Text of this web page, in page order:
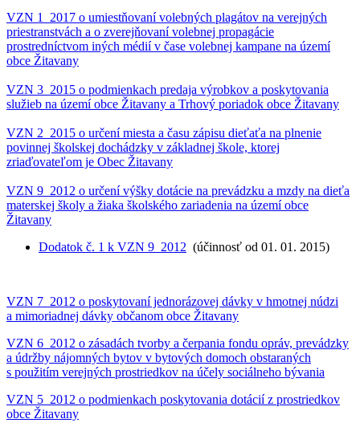
VZN 1_2017 o umiestňovaní volebných plagátov na verejných
priestranstvách a o zverejňovaní volebnej propagácie
prostredníctvom iných médií v čase volebnej kampane na území
obce Žitavany
VZN 3_2015 o podmienkach predaja výrobkov a poskytovania
služieb na území obce Žitavany a Trhový poriadok obce Žitavany
VZN 2_2015 o určení miesta a času zápisu dieťaťa na plnenie
povinnej školskej dochádzky v základnej škole, ktorej
zriaďovateľom je Obec Žitavany
VZN 9_2012 o určení výšky dotácie na prevádzku a mzdy na dieťa
materskej školy a žiaka školského zariadenia na území obce
Žitavany
Dodatok č. 1 k VZN 9_2012 (účinnosť od 01. 01. 2015)
VZN 7_2012 o poskytovaní jednorázovej dávky v hmotnej núdzi
a mimoriadnej dávky občanom obce Žitavany
VZN 6_2012 o zásadách tvorby a čerpania fondu opráv, prevádzky
a údržby nájomných bytov v bytových domoch obstaraných
s použitím verejných prostriedkov na účely sociálneho bývania
VZN 5_2012 o podmienkach poskytovania dotácií z prostriedkov
obce Žitavany